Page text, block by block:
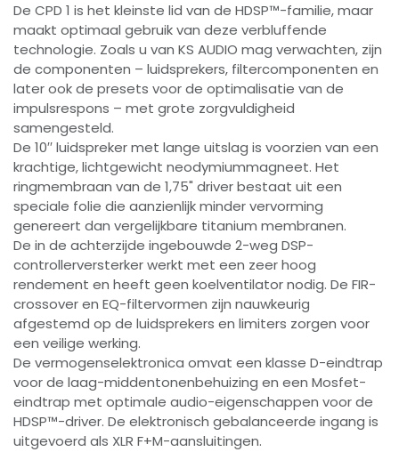
De CPD 1 is het kleinste lid van de HDSP™-familie, maar
maakt optimaal gebruik van deze verbluffende
technologie. Zoals u van KS AUDIO mag verwachten, zijn
de componenten – luidsprekers, filtercomponenten en
later ook de presets voor de optimalisatie van de
impulsrespons – met grote zorgvuldigheid
samengesteld.
De 10′′ luidspreker met lange uitslag is voorzien van een
krachtige, lichtgewicht neodymiummagneet. Het
ringmembraan van de 1,75" driver bestaat uit een
speciale folie die aanzienlijk minder vervorming
genereert dan vergelijkbare titanium membranen.
De in de achterzijde ingebouwde 2-weg DSP-
controllerversterker werkt met een zeer hoog
rendement en heeft geen koelventilator nodig. De FIR-
crossover en EQ-filtervormen zijn nauwkeurig
afgestemd op de luidsprekers en limiters zorgen voor
een veilige werking.
De vermogenselektronica omvat een klasse D-eindtrap
voor de laag-middentonenbehuizing en een Mosfet-
eindtrap met optimale audio-eigenschappen voor de
HDSP™-driver. De elektronisch gebalanceerde ingang is
uitgevoerd als XLR F+M-aansluitingen.